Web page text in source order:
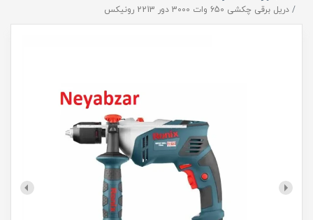
دریل برقی چکشی 650 وات 3000 دور 2213 رونیکس